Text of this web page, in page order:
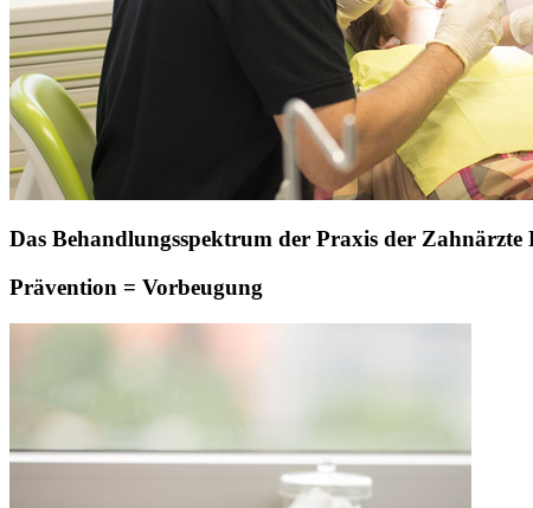
Das Behandlungsspektrum der Praxis der
Prävention = Vorbeugung